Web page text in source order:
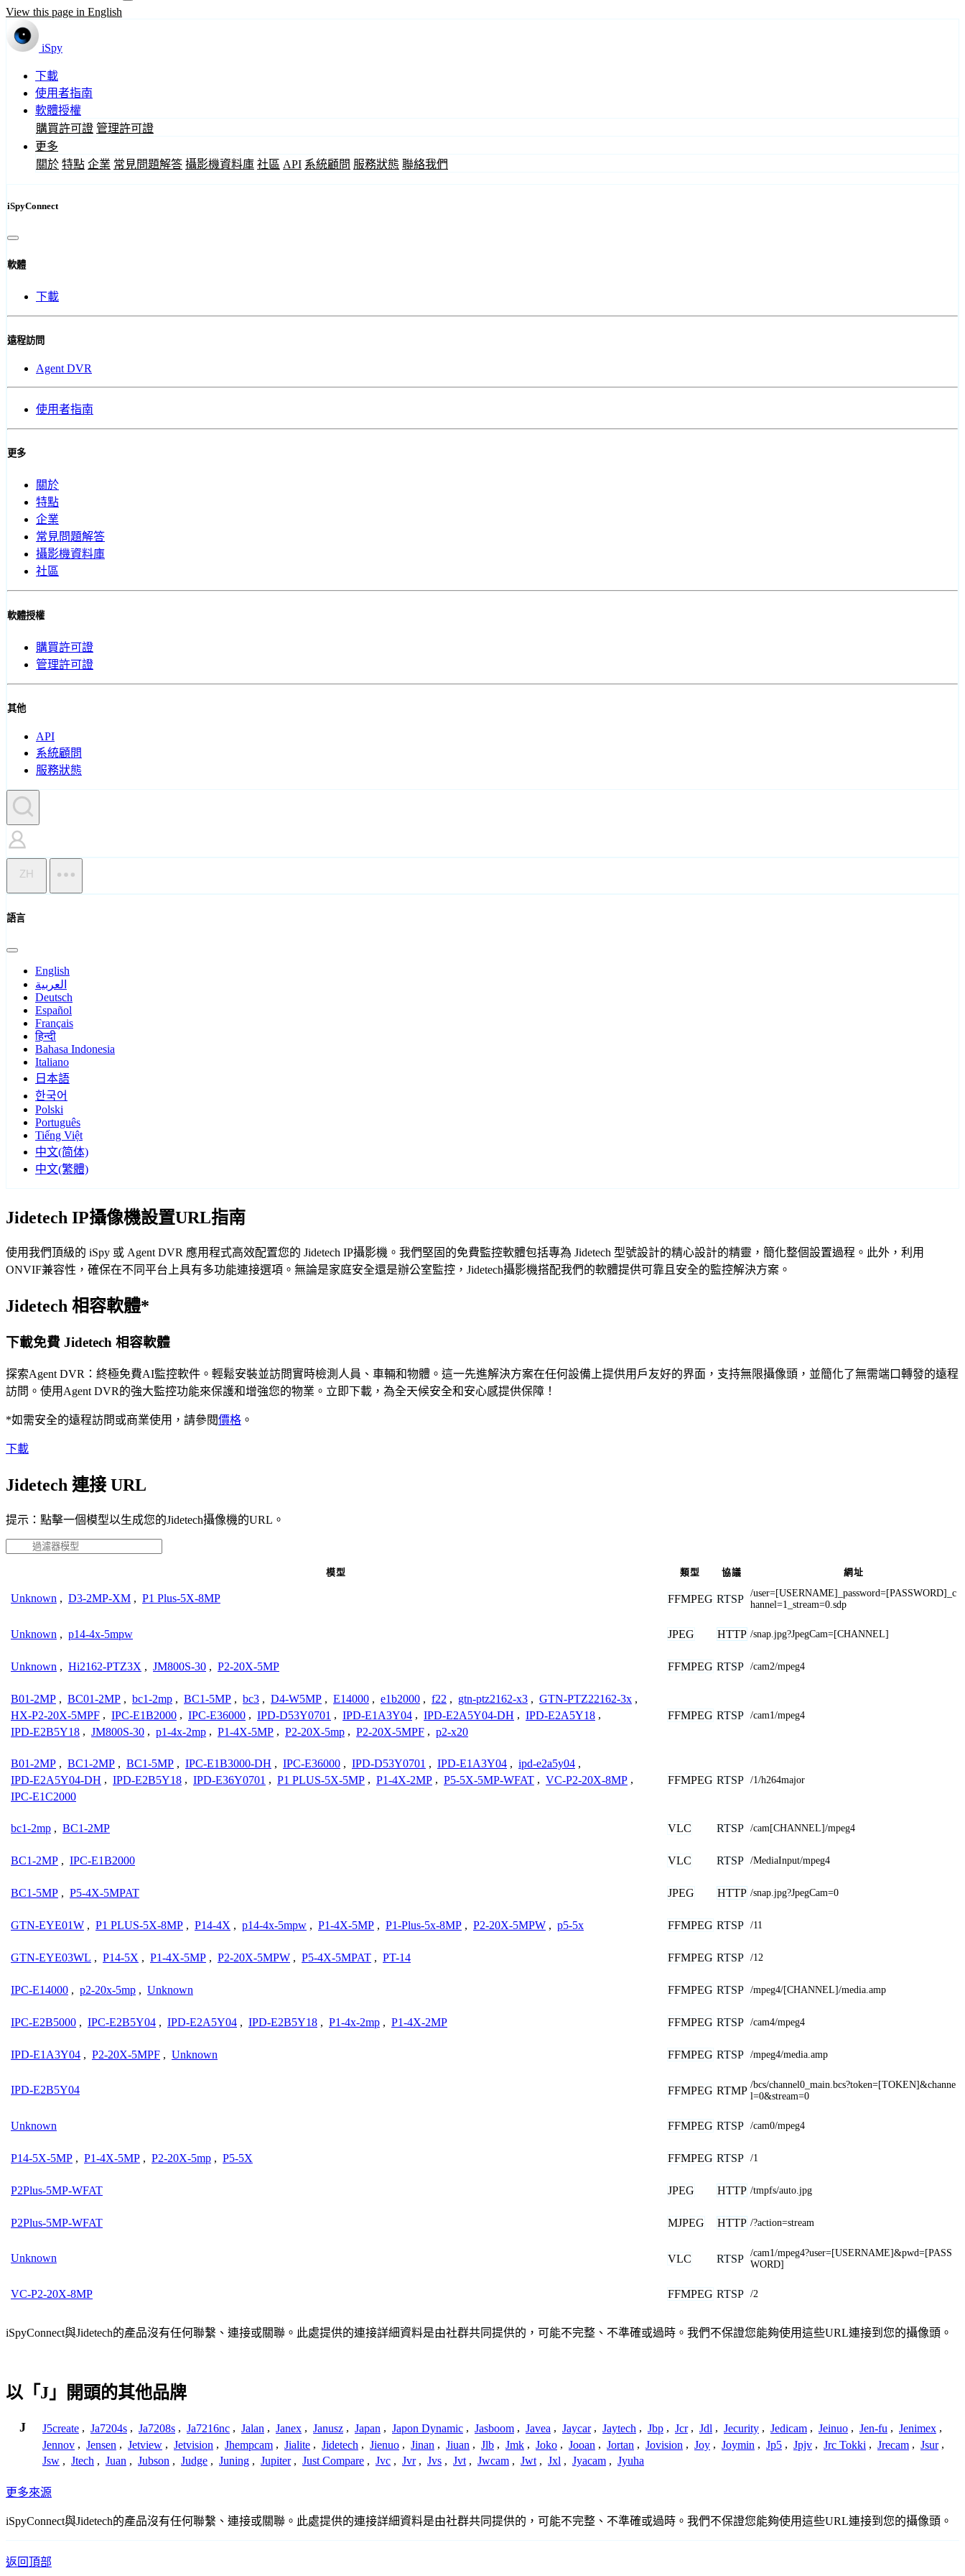
View this page in English
iSpy
下載
使用者指南
軟體授權
購買許可證 管理許可證
更多
關於 特點 企業 常見問題解答 攝影機資料庫 社區 API 系統顧問 服務狀態 聯絡我們
iSpyConnect
軟體
下載
遠程訪問
Agent DVR
使用者指南
更多
關於
特點
企業
常見問題解答
攝影機資料庫
社區
軟體授權
購買許可證
管理許可證
其他
API
系統顧問
服務狀態
ZH
語言
English
العربية
Deutsch
Español
Français
हिन्दी
Bahasa Indonesia
Italiano
日本語
한국어
Polski
Português
Tiếng Việt
中文(简体)
中文(繁體)
Jidetech IP攝像機設置URL指南
使用我們頂級的 iSpy 或 Agent DVR 應用程式高效配置您的 Jidetech IP攝影機。我們堅固的免費監控軟體包括專為 Jidetech 型號設計的精心設計的精靈，簡化整個設置過程。此外，利用
ONVIF兼容性，確保在不同平台上具有多功能連接選項。無論是家庭安全還是辦公室監控，Jidetech攝影機搭配我們的軟體提供可靠且安全的監控解決方案。
Jidetech 相容軟體*
下載免費 Jidetech 相容軟體
探索Agent DVR：終極免費AI監控軟件。輕鬆安裝並訪問實時檢測人員、車輛和物體。這一先進解決方案在任何設備上提供用戶友好的界面，支持無限攝像頭，並簡化了無需端口轉發的遠程
訪問。使用Agent DVR的強大監控功能來保護和增強您的物業。立即下載，為全天候安全和安心感提供保障！
*如需安全的遠程訪問或商業使用，請參閱價格 。
下載
Jidetech 連接 URL
提示：點擊一個模型以生成您的Jidetech攝像機的URL。
模型 類型 協議 網址
Unknown , D3-2MP-XM , P1 Plus-5X-8MP FFMPEG RTSP /user=[USERNAME]_password=[PASSWORD]_c
hannel=1_stream=0.sdp
Unknown , p14-4x-5mpw JPEG HTTP /snap.jpg?JpegCam=[CHANNEL]
Unknown , Hi2162-PTZ3X , JM800S-30 , P2-20X-5MP FFMPEG RTSP /cam2/mpeg4
B01-2MP , BC01-2MP , bc1-2mp , BC1-5MP , bc3 , D4-W5MP , E14000 , e1b2000 , f22 , gtn-ptz2162-x3 , GTN-PTZ22162-3x ,
HX-P2-20X-5MPF , IPC-E1B2000 , IPC-E36000 , IPD-D53Y0701 , IPD-E1A3Y04 , IPD-E2A5Y04-DH , IPD-E2A5Y18 ,
IPD-E2B5Y18 , JM800S-30 , p1-4x-2mp , P1-4X-5MP , P2-20X-5mp , P2-20X-5MPF , p2-x20
FFMPEG RTSP /cam1/mpeg4
B01-2MP , BC1-2MP , BC1-5MP , IPC-E1B3000-DH , IPC-E36000 , IPD-D53Y0701 , IPD-E1A3Y04 , ipd-e2a5y04 ,
IPD-E2A5Y04-DH , IPD-E2B5Y18 , IPD-E36Y0701 , P1 PLUS-5X-5MP , P1-4X-2MP , P5-5X-5MP-WFAT , VC-P2-20X-8MP ,
IPC-E1C2000
FFMPEG RTSP /1/h264major
bc1-2mp , BC1-2MP VLC RTSP /cam[CHANNEL]/mpeg4
BC1-2MP , IPC-E1B2000 VLC RTSP /MediaInput/mpeg4
BC1-5MP , P5-4X-5MPAT JPEG HTTP /snap.jpg?JpegCam=0
GTN-EYE01W , P1 PLUS-5X-8MP , P14-4X , p14-4x-5mpw , P1-4X-5MP , P1-Plus-5x-8MP , P2-20X-5MPW , p5-5x FFMPEG RTSP /11
GTN-EYE03WL , P14-5X , P1-4X-5MP , P2-20X-5MPW , P5-4X-5MPAT , PT-14 FFMPEG RTSP /12
IPC-E14000 , p2-20x-5mp , Unknown FFMPEG RTSP /mpeg4/[CHANNEL]/media.amp
IPC-E2B5000 , IPC-E2B5Y04 , IPD-E2A5Y04 , IPD-E2B5Y18 , P1-4x-2mp , P1-4X-2MP FFMPEG RTSP /cam4/mpeg4
IPD-E1A3Y04 , P2-20X-5MPF , Unknown FFMPEG RTSP /mpeg4/media.amp
IPD-E2B5Y04 FFMPEG RTMP /bcs/channel0_main.bcs?token=[TOKEN]&channe
l=0&stream=0
Unknown FFMPEG RTSP /cam0/mpeg4
P14-5X-5MP , P1-4X-5MP , P2-20X-5mp , P5-5X FFMPEG RTSP /1
P2Plus-5MP-WFAT JPEG HTTP /tmpfs/auto.jpg
P2Plus-5MP-WFAT MJPEG HTTP /?action=stream
Unknown VLC RTSP /cam1/mpeg4?user=[USERNAME]&pwd=[PASS
WORD]
VC-P2-20X-8MP FFMPEG RTSP /2
iSpyConnect與Jidetech的產品沒有任何聯繫、連接或關聯。此處提供的連接詳細資料是由社群共同提供的，可能不完整、不準確或過時。我們不保證您能夠使用這些URL連接到您的攝像頭。
以「J」開頭的其他品牌
J J5create , Ja7204s , Ja7208s , Ja7216nc , Jalan , Janex , Janusz , Japan , Japon Dynamic , Jasboom , Javea , Jaycar , Jaytech , Jbp , Jcr , Jdl , Jecurity , Jedicam , Jeinuo , Jen-fu , Jenimex ,
Jennov , Jensen , Jetview , Jetvision , Jhempcam , Jialite , Jidetech , Jienuo , Jinan , Jiuan , Jlb , Jmk , Joko , Jooan , Jortan , Jovision , Joy , Joymin , Jp5 , Jpjv , Jrc Tokki , Jrecam , Jsur ,
Jsw , Jtech , Juan , Jubson , Judge , Juning , Jupiter , Just Compare , Jvc , Jvr , Jvs , Jvt , Jwcam , Jwt , Jxl , Jyacam , Jyuha
更多來源
iSpyConnect與Jidetech的產品沒有任何聯繫、連接或關聯。此處提供的連接詳細資料是由社群共同提供的，可能不完整、不準確或過時。我們不保證您能夠使用這些URL連接到您的攝像頭。
返回頂部